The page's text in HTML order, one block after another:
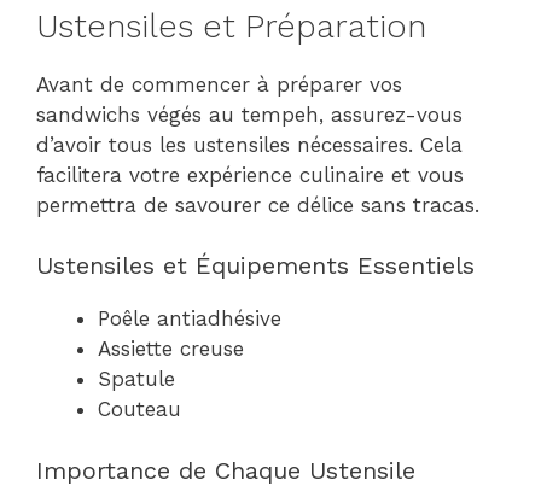
Ustensiles et Préparation
Avant de commencer à préparer vos
sandwichs végés au tempeh, assurez-vous
d’avoir tous les ustensiles nécessaires. Cela
facilitera votre expérience culinaire et vous
permettra de savourer ce délice sans tracas.
Ustensiles et Équipements Essentiels
Poêle antiadhésive
Assiette creuse
Spatule
Couteau
Importance de Chaque Ustensile